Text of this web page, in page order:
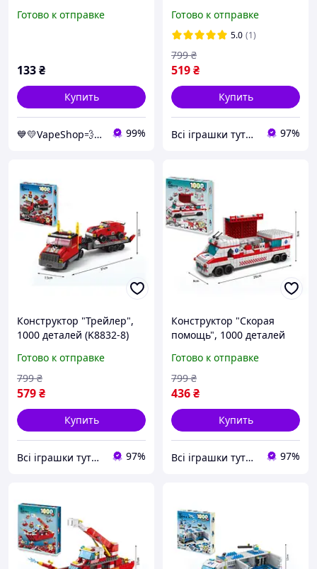
Готово к отправке
133₴
Купить
💙💛VapeShop💨"La VapoR"💨 99%
Готово к отправке
5.0 (1)
519₴
799 ₴
Купить
Всі іграшки тутечки 97%
Конструктор "Трейлер",
1000 деталей (K8832-8)
Готово к отправке
579₴
799 ₴
Купить
Всі іграшки тутечки 97%
Конструктор "Скорая
помощь", 1000 деталей
Готово к отправке
436₴
799 ₴
Купить
Всі іграшки тутечки 97%